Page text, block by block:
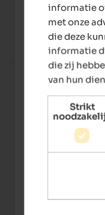
Fitness room
informatie
met onze
die deze
informatie
die zij
van hun
Strikt